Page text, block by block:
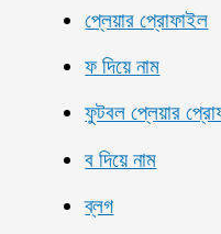
প্লেয়ার প্রোফাইল
ফ দিয়ে নাম
ফুটবল প্লেয়ার
ব দিয়ে নাম
ব্লগ